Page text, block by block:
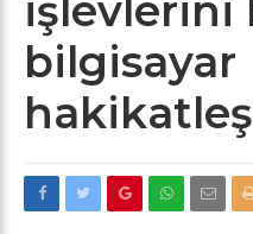
işlevlerini
bilgisayar